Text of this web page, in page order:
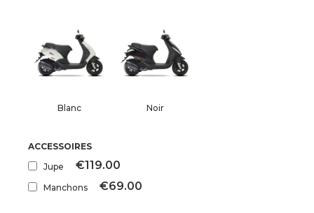
Blanc Noir
ACCESSOIRES
Jupe
€119.00
Manchons €69.00